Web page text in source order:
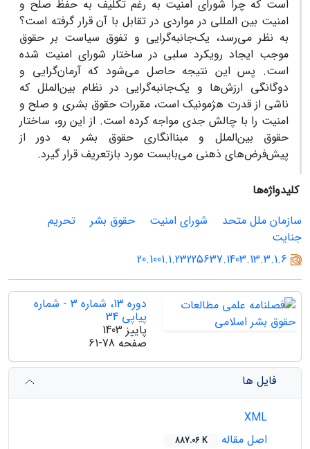
است که چرا شورای امنیت به رغم تکلیف به حفظ صلح و
امنیت بین المللی در مواردی در تقابل با آن قرار گرفته است؟
به نظر می‌رسد، یک‌جانبه‌گرایی و تفوق سیاست بر حقوق
موجب ایجاد رویکرد سلبی در ساختار شورای امنیت شده
است. پس این نتیجه حاصل می‌شود که آرمان‌گرایی و
دوگانگی ارزش‌ها و یک‌جانبه‌گرایی در نظام بین‌الملل که
ناشی از قدرت هژمونیک است، مقررات حقوق بشری و صلح و
امنیت را با چالش جدی مواجه کرده است. از این رو، ساختار
حقوق بین‌الملل و مبنا‌انگاری حقوق بشر به دور از
پیش‌فرض‌های ذهنی می‌بایست مورد بازتعریف قرار گیرد.
کلیدواژه‌ها
سازمان ملل متحد
شورای امنیت حقوق بشر
تحریم
جنایت
20.1001.1.23225637.1403.13.3.1.6
دوره 13، شماره 3 - شماره
پیاپی 34
پاییز 1403
صفحه 61-78
فایل ها
اصل مقاله
887.06 K